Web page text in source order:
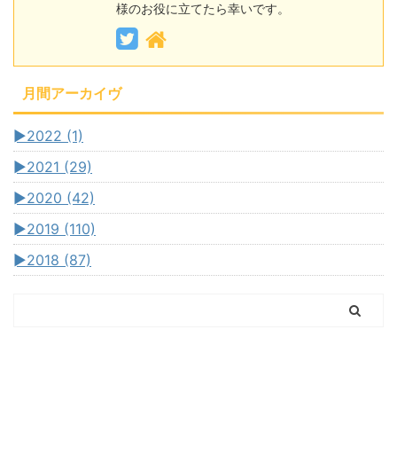
様のお役に立てたら幸いです。
月間アーカイヴ
►2022 (1)
►2021 (29)
►2020 (42)
►2019 (110)
►2018 (87)